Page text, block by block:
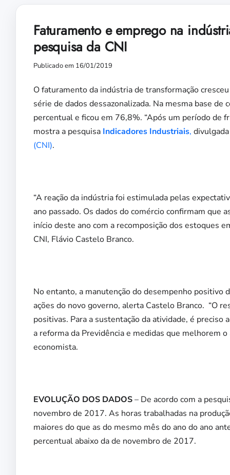
Faturamento e emprego na
pesquisa da CNI
Publicado em 16/01/2019
O faturamento da indústria de transformação
série de dados dessazonalizada. Na mesma base
percentual e ficou em 76,8%. “Após um período de
mostra a pesquisa Indicadores Industriais,
(CNI).
“A reação da indústria foi estimulada pelas
ano passado. Os dados do comércio confirmam que
início deste ano com a recomposição dos estoques
CNI, Flávio Castelo Branco.
No entanto, a manutenção do desempenho positivo
ações do novo governo, alerta Castelo Branco. “O
positivas. Para a sustentação da atividade, é
a reforma da Previdência e medidas que melhorem
economista.
EVOLUÇÃO DOS DADOS– De acordo com a
novembro de 2017. As horas trabalhadas na
maiores do que as do mesmo mês do ano do ano
percentual abaixo da de novembro de 2017.